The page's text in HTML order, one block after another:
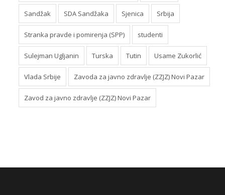
Sandžak SDA Sandžaka Sjenica Srbija
Stranka pravde i pomirenja (SPP) studenti
Sulejman Ugljanin Turska Tutin Usame Zukorlić
Vlada Srbije Zavoda za javno zdravlje (ZZJZ) Novi Pazar
Zavod za javno zdravlje (ZZJZ) Novi Pazar